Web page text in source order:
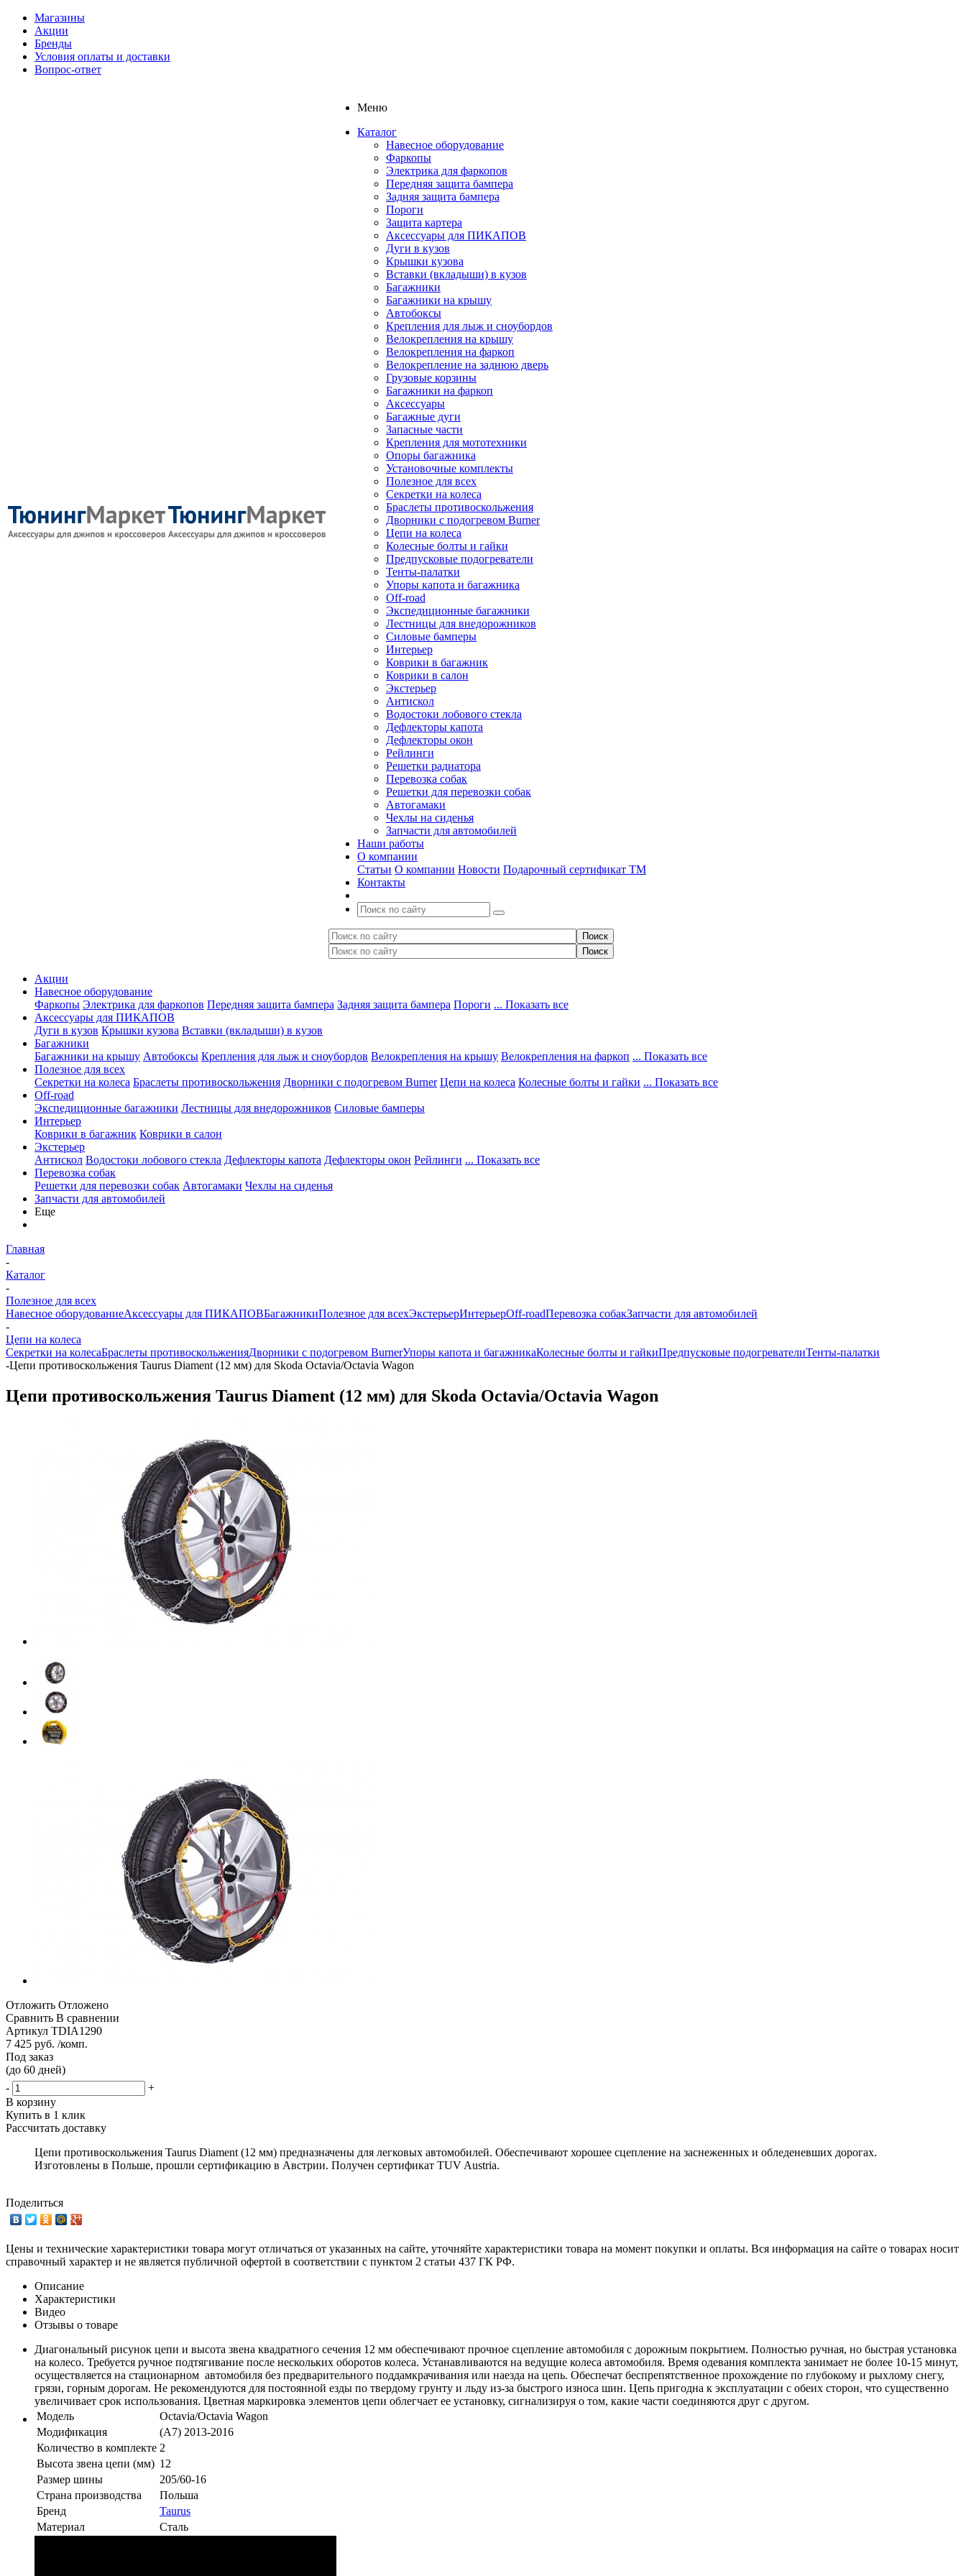
Магазины
Акции
Бренды
Условия оплаты и доставки
Вопрос-ответ
Меню
Каталог
Навесное оборудование
Фаркопы
Электрика для фаркопов
Передняя защита бампера
Задняя защита бампера
Пороги
Защита картера
Аксессуары для ПИКАПОВ
Дуги в кузов
Крышки кузова
Вставки (вкладыши) в кузов
Багажники
Багажники на крышу
Автобоксы
Крепления для лыж и сноубордов
Велокрепления на крышу
Велокрепления на фаркоп
Велокрепление на заднюю дверь
Грузовые корзины
Багажники на фаркоп
Аксессуары
Багажные дуги
Запасные части
Крепления для мототехники
Опоры багажника
Установочные комплекты
Полезное для всех
Секретки на колеса
Браслеты противоскольжения
Дворники с подогревом Burner
Цепи на колеса
Колесные болты и гайки
Предпусковые подогреватели
Тенты-палатки
Упоры капота и багажника
Off-road
Экспедиционные багажники
Лестницы для внедорожников
Силовые бамперы
Интерьер
Коврики в багажник
Коврики в салон
Экстерьер
Антискол
Водостоки лобового стекла
Дефлекторы капота
Дефлекторы окон
Рейлинги
Решетки радиатора
Перевозка собак
Решетки для перевозки собак
Автогамаки
Чехлы на сиденья
Запчасти для автомобилей
Наши работы
О компании
Статьи О компании Новости Подарочный сертификат ТМ
Контакты
Акции
Навесное оборудование
Фаркопы Электрика для фаркопов Передняя защита бампера Задняя защита бампера Пороги ... Показать все
Аксессуары для ПИКАПОВ
Дуги в кузов Крышки кузова Вставки (вкладыши) в кузов
Багажники
Багажники на крышу Автобоксы Крепления для лыж и сноубордов Велокрепления на крышу Велокрепления на фаркоп ... Показать все
Полезное для всех
Секретки на колеса Браслеты противоскольжения Дворники с подогревом Burner Цепи на колеса Колесные болты и гайки ... Показать все
Off-road
Экспедиционные багажники Лестницы для внедорожников Силовые бамперы
Интерьер
Коврики в багажник Коврики в салон
Экстерьер
Антискол Водостоки лобового стекла Дефлекторы капота Дефлекторы окон Рейлинги ... Показать все
Перевозка собак
Решетки для перевозки собак Автогамаки Чехлы на сиденья
Запчасти для автомобилей
Еще
Главная
-
Каталог
-
Полезное для всех
Навесное оборудованиеАксессуары для ПИКАПОВБагажникиПолезное для всехЭкстерьерИнтерьерOff-roadПеревозка собакЗапчасти для автомобилей
-
Цепи на колеса
Секретки на колесаБраслеты противоскольженияДворники с подогревом BurnerУпоры капота и багажникаКолесные болты и гайкиПредпусковые подогревателиТенты-палатки
-Цепи противоскольжения Taurus Diament (12 мм) для Skoda Octavia/Octavia Wagon
Цепи противоскольжения Taurus Diament (12 мм) для Skoda Octavia/Octavia Wagon
Отложить Отложено
Сравнить В сравнении
Артикул TDIA1290
7 425 руб. /комп.
Под заказ
(до 60 дней)
-
+
В корзину
Купить в 1 клик
Рассчитать доставку
Цепи противоскольжения Taurus Diament (12 мм) предназначены для легковых автомобилей. Обеспечивают хорошее сцепление на заснеженных и обледеневших дорогах.
Изготовлены в Польше, прошли сертификацию в Австрии. Получен сертификат TUV Austria.
Поделиться
Цены и технические характеристики товара могут отличаться от указанных на сайте, уточняйте характеристики товара на момент покупки и оплаты. Вся информация на сайте о товарах носит
справочный характер и не является публичной офертой в соответствии с пунктом 2 статьи 437 ГК РФ.
Описание
Характеристики
Видео
Отзывы о товаре
Диагональный рисунок цепи и высота звена квадратного сечения 12 мм обеспечивают прочное сцепление автомобиля с дорожным покрытием. Полностью ручная, но быстрая установка
на колесо. Требуется ручное подтягивание после нескольких оборотов колеса. Устанавливаются на ведущие колеса автомобиля. Время одевания комплекта занимает не более 10-15 минут,
осуществляется на стационарном автомобиля без предварительного поддамкрачивания или наезда на цепь. Обеспечат беспрепятственное прохождение по глубокому и рыхлому снегу,
грязи, горным дорогам. Не рекомендуются для постоянной езды по твердому грунту и льду из-за быстрого износа шин. Цепь пригодна к эксплуатации с обеих сторон, что существенно
увеличивает срок использования. Цветная маркировка элементов цепи облегчает ее установку, сигнализируя о том, какие части соединяются друг с другом.
Модель
Octavia/Octavia Wagon
Модификация
(A7) 2013-2016
Количество в комплекте 2
Высота звена цепи (мм) 12
Размер шины
205/60-16
Страна производства
Польша
Бренд
Taurus
Материал
Сталь